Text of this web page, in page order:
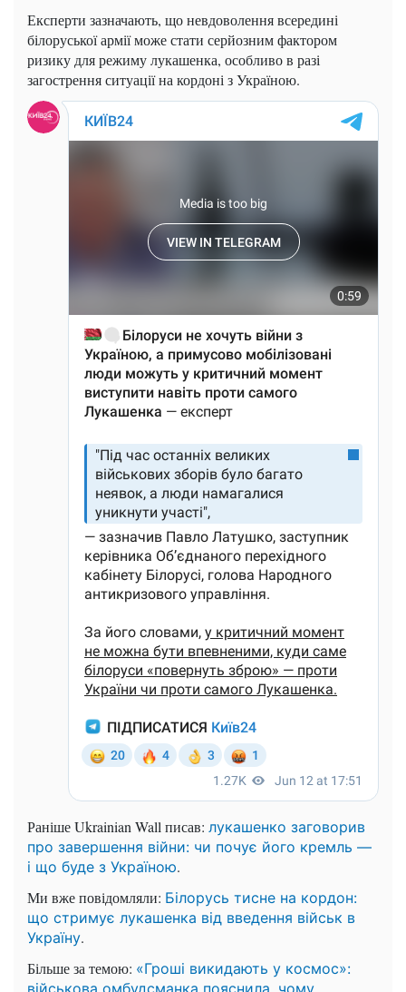
Експерти зазначають, що невдоволення всередині
білоруської армії може стати серйозним фактором
ризику для режиму лукашенка, особливо в разі
загострення ситуації на кордоні з Україною.
Раніше Ukrainian Wall писав: лукашенко заговорив
про завершення війни: чи почує його кремль —
і що буде з Україною.
Ми вже повідомляли: Білорусь тисне на кордон:
що стримує лукашенка від введення військ в
Україну.
Більше за темою: «Гроші викидають у космос»: